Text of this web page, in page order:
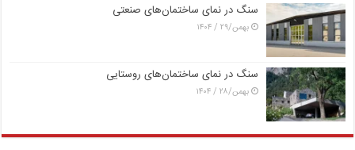
سنگ در نمای ساختمان‌های صنعتی
بهمن/۲۹ / ۱۴۰۴
سنگ در نمای ساختمان‌های روستایی
بهمن/۲۸ / ۱۴۰۴